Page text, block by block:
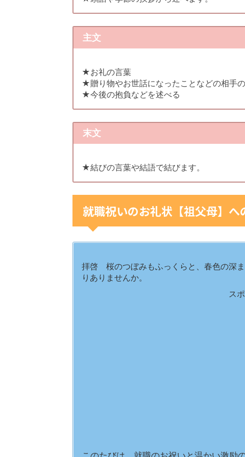
主文
★お礼の言葉
★贈り物やお世話になったことなどの相手
★今後の抱負などを述べる
末文
★結びの言葉や結語で結びます。
就職祝いのお礼状【祖父母】へ
拝啓 桜のつぼみもふっくらと、春色の深
りありませんか。
ス